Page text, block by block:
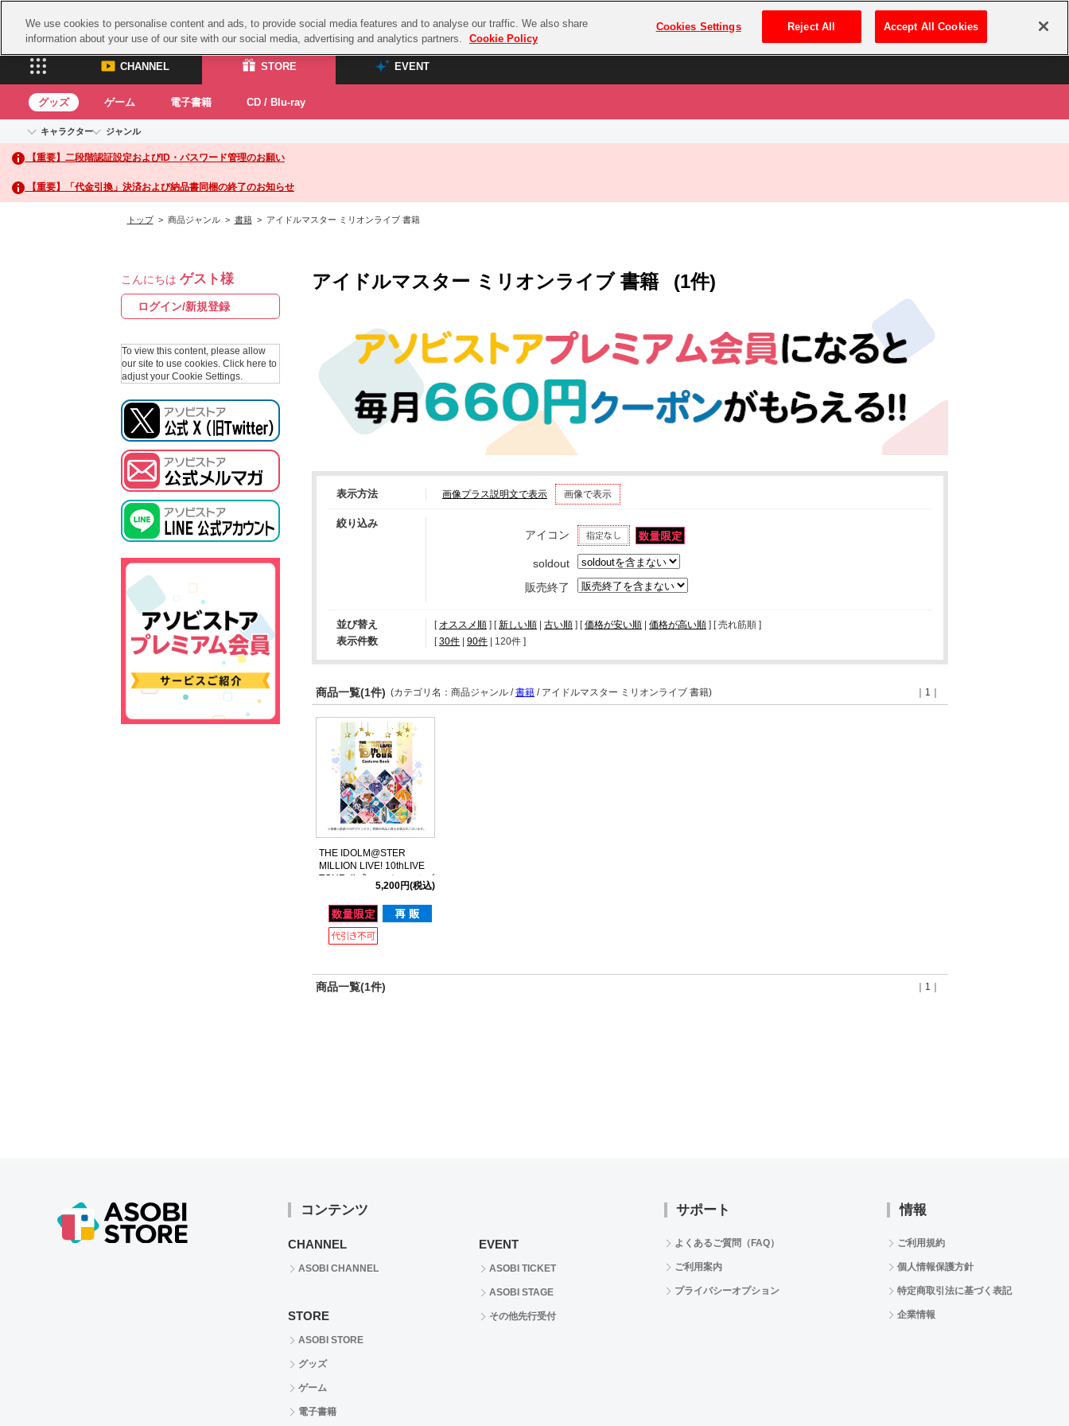
プレミアム会員とは ログイン・新規登録
CHANNEL STORE EVENT
CHANNEL
ASOBI CHANNEL TOP
STORE
ASOBI STORE TOP
グッズ
CD / Blu-ray
EVENT
ASOBI STAGE
グッズ ゲーム 電子書籍 CD / Blu-ray
キャラクター
アイドルマスターシリーズ
アイドルマスター
アイドルマスター シンデレラガールズ
アイドルマスター ミリオンライブ！
プロジェクトアイマス ヴイアライヴ
テイルズ オブ シリーズ
スサノオマジック
ドラゴンボール
ラブライブ！サンシャイン‼
モフモフパレード
ジャンル
イベントグッズ
トイ・ホビー
【重要】二段階認証設定およびID・パスワード管理のお願い
【重要】「代金引換」決済および納品書同梱の終了のお知らせ
トップ> 商品ジャンル > 書籍> アイドルマスター ミリオンライブ 書籍
こんにちは ゲスト様
ログイン/新規登録
To view this content, please allow
our site to use cookies. Click here to
adjust your Cookie Settings.
アイドルマスター ミリオンライブ 書籍 (1件)
表示方法 画像プラス説明文で表示 画像で表示
絞り込み
アイコン
soldout
販売終了
並び替え [ オススメ順 ] [新しい順 | 古い順 ] [価格が安い順 | 価格が高い順 ] [ 売れ筋順 ]
表示件数 [ 30件 | 90件 | 120件 ]
商品一覧(1件) ｜1｜
(カテゴリ名：商品ジャンル /書籍 / アイドルマスター ミリオンライブ 書籍)
THE IDOLM@STER
MILLION LIVE! 10thLIVE
TOUR 公式コスチュームブ
5,200円(税込)
商品一覧(1件) ｜1｜
コンテンツ
CHANNEL
ASOBI CHANNEL
STORE
ASOBI STORE
グッズ
ゲーム
電子書籍
EVENT
ASOBI TICKET
ASOBI STAGE
その他先行受付
サポート
よくあるご質問（FAQ）
ご利用案内
プライバシーオプション
情報
ご利用規約
個人情報保護方針
特定商取引法に基づく表記
企業情報
We use cookies to personalise content and ads, to provide social media features and to analyse our traffic. We also share
information about your use of our site with our social media, advertising and analytics partners.
Cookie Policy
Cookies Settings Reject All Accept All Cookies